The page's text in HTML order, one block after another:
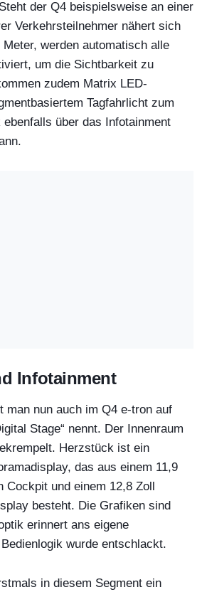
der Q4 beispielsweise an einer
Verkehrsteilnehmer nähert sich
werden automatisch alle
um die Sichtbarkeit zu
zudem Matrix LED-
Tagfahrlicht zum
über das Infotainment
Infotainment
man nun auch im Q4 e-tron auf
Stage“ nennt. Der Innenraum
Herzstück ist ein
das aus einem 11,9
Cockpit und einem 12,8 Zoll
besteht. Die Grafiken sind
erinnert ans eigene
wurde entschlackt.
in diesem Segment ein